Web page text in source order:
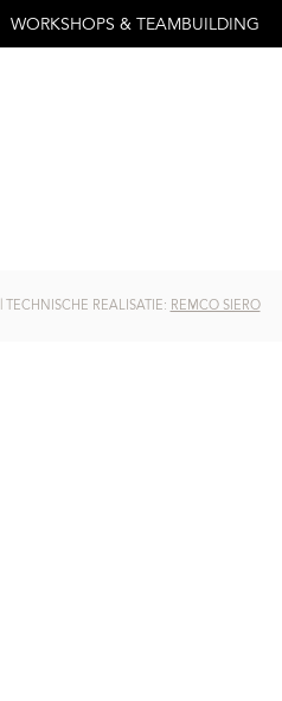
WORKSHOPS & TEAMBUILDING
| TECHNISCHE REALISATIE: REMCO SIERO